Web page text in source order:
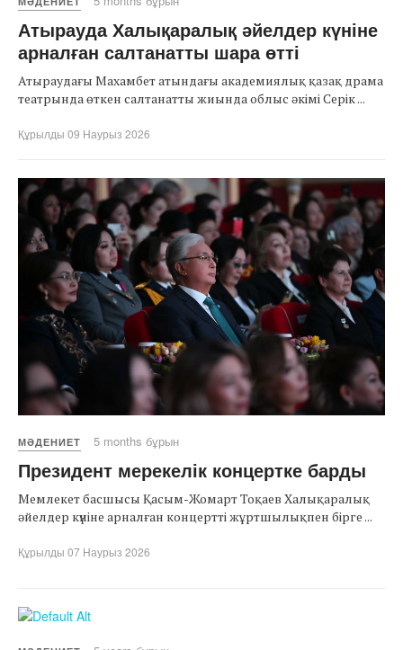
Атырауда Халықаралық әйелдер күніне
арналған салтанатты шара өтті
Атыраудағы Махамбет атындағы академиялық қазақ драма
театрында өткен салтанатты жиында облыс әкімі Серік ...
Құрылды 09 Наурыз 2026
МӘДЕНИЕТ 5 months бұрын
Президент мерекелік концертке барды
Мемлекет басшысы Қасым-Жомарт Тоқаев Халықаралық
әйелдер күніне арналған концертті жұртшылықпен бірге ...
Құрылды 07 Наурыз 2026